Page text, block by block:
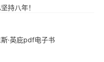
持八年！
·英庇pdf电子书